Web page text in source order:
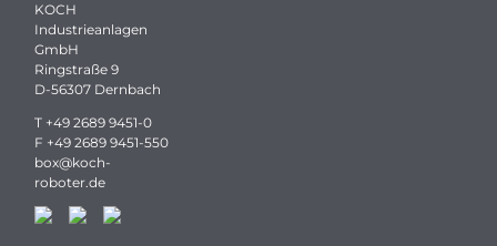
KOCH
Industrieanlagen
GmbH
Ringstraße 9
D-56307 Dernbach
T +49 2689 9451-0
F +49 2689 9451-550
box@koch-
roboter.de